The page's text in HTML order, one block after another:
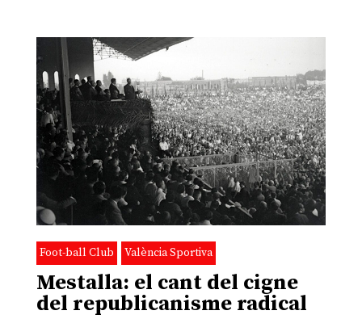
Foot-ball Club València Sportiva
Mestalla: el cant del cigne
del republicanisme radical